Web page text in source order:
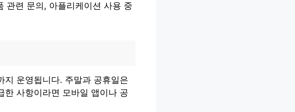
관련 문의, 아플리케이션 사용 중
운영됩니다. 주말과 공휴일은
한 사항이라면 모바일 앱이나 공